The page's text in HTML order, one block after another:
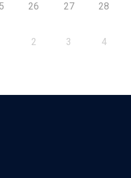
26 27 28
2 3 4